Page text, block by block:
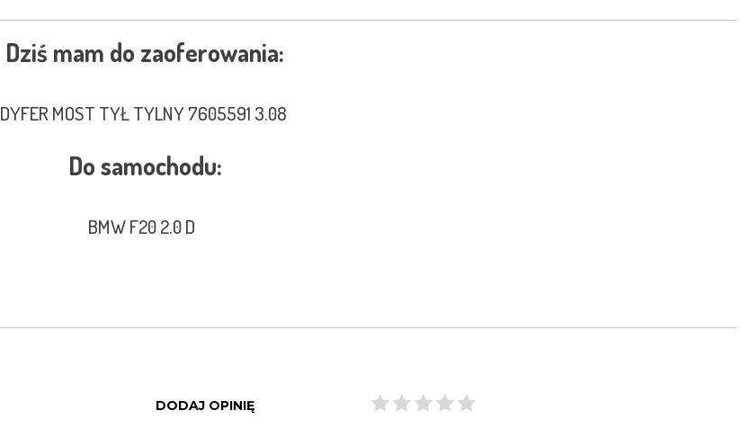
Dziś mam do zaoferowania:
DYFER MOST TYŁ TYLNY 7605591 3.08
Do samochodu:
BMW F20 2.0 D
DODAJ OPINIĘ